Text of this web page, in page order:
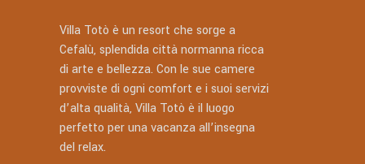
Villa Totò è un resort che sorge a
Cefalù, splendida città normanna ricca
di arte e bellezza. Con le sue camere
provviste di ogni comfort e i suoi servizi
d’alta qualità, Villa Totò è il luogo
perfetto per una vacanza all’insegna
del relax.